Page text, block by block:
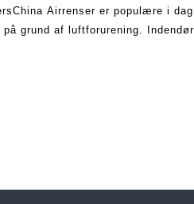
Airrenser er populære i
grund af luftforurening.